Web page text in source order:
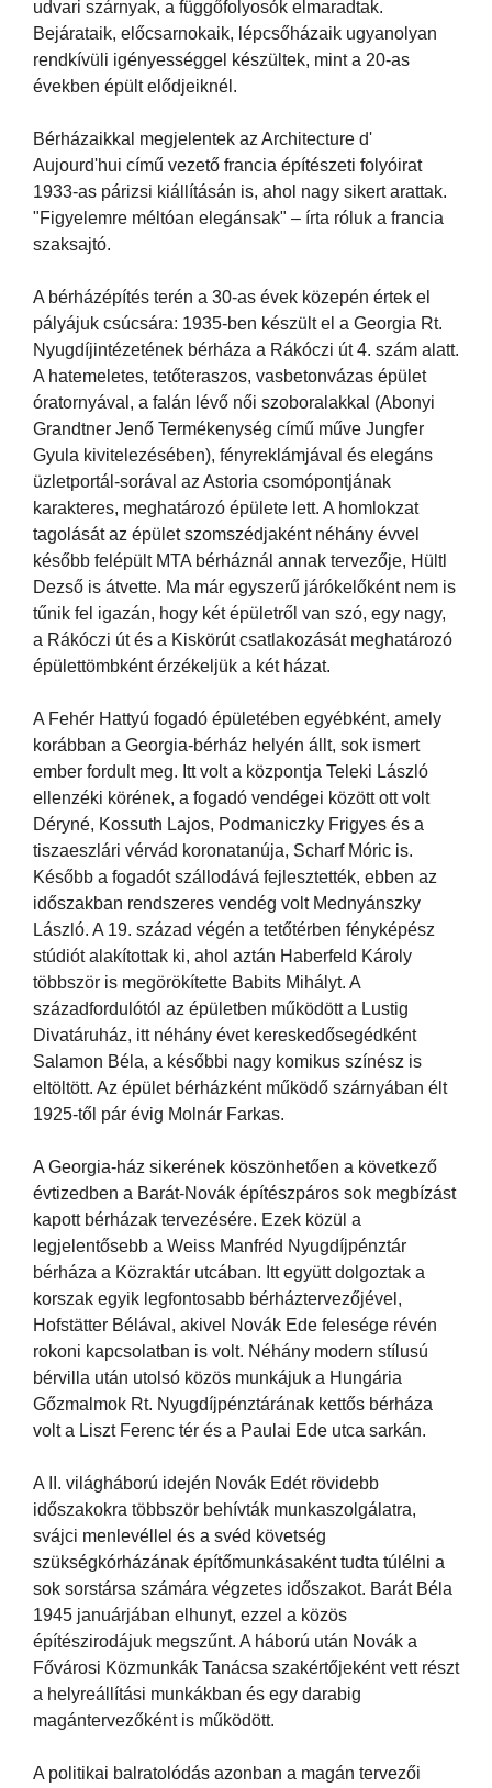
udvari szárnyak, a függőfolyosók elmaradtak.
Bejárataik, előcsarnokaik, lépcsőházaik ugyanolyan
rendkívüli igényességgel készültek, mint a 20-as
években épült elődjeiknél.
Bérházaikkal megjelentek az Architecture d'
Aujourd'hui című vezető francia építészeti folyóirat
1933-as párizsi kiállításán is, ahol nagy sikert arattak.
"Figyelemre méltóan elegánsak" – írta róluk a francia
szaksajtó.
A bérházépítés terén a 30-as évek közepén értek el
pályájuk csúcsára: 1935-ben készült el a Georgia Rt.
Nyugdíjintézetének bérháza a Rákóczi út 4. szám alatt.
A hatemeletes, tetőteraszos, vasbetonvázas épület
óratornyával, a falán lévő női szoboralakkal (Abonyi
Grandtner Jenő Termékenység című műve Jungfer
Gyula kivitelezésében), fényreklámjával és elegáns
üzletportál-sorával az Astoria csomópontjának
karakteres, meghatározó épülete lett. A homlokzat
tagolását az épület szomszédjaként néhány évvel
később felépült MTA bérháznál annak tervezője, Hültl
Dezső is átvette. Ma már egyszerű járókelőként nem is
tűnik fel igazán, hogy két épületről van szó, egy nagy,
a Rákóczi út és a Kiskörút csatlakozását meghatározó
épülettömbként érzékeljük a két házat.
A Fehér Hattyú fogadó épületében egyébként, amely
korábban a Georgia-bérház helyén állt, sok ismert
ember fordult meg. Itt volt a központja Teleki László
ellenzéki körének, a fogadó vendégei között ott volt
Déryné, Kossuth Lajos, Podmaniczky Frigyes és a
tiszaeszlári vérvád koronatanúja, Scharf Móric is.
Később a fogadót szállodává fejlesztették, ebben az
időszakban rendszeres vendég volt Mednyánszky
László. A 19. század végén a tetőtérben fényképész
stúdiót alakítottak ki, ahol aztán Haberfeld Károly
többször is megörökítette Babits Mihályt. A
századfordulótól az épületben működött a Lustig
Divatáruház, itt néhány évet kereskedősegédként
Salamon Béla, a későbbi nagy komikus színész is
eltöltött. Az épület bérházként működő szárnyában élt
1925-től pár évig Molnár Farkas.
A Georgia-ház sikerének köszönhetően a következő
évtizedben a Barát-Novák építészpáros sok megbízást
kapott bérházak tervezésére. Ezek közül a
legjelentősebb a Weiss Manfréd Nyugdíjpénztár
bérháza a Közraktár utcában. Itt együtt dolgoztak a
korszak egyik legfontosabb bérháztervezőjével,
Hofstätter Bélával, akivel Novák Ede felesége révén
rokoni kapcsolatban is volt. Néhány modern stílusú
bérvilla után utolsó közös munkájuk a Hungária
Gőzmalmok Rt. Nyugdíjpénztárának kettős bérháza
volt a Liszt Ferenc tér és a Paulai Ede utca sarkán.
A II. világháború idején Novák Edét rövidebb
időszakokra többször behívták munkaszolgálatra,
svájci menlevéllel és a svéd követség
szükségkórházának építőmunkásaként tudta túlélni a
sok sorstársa számára végzetes időszakot. Barát Béla
1945 januárjában elhunyt, ezzel a közös
építészirodájuk megszűnt. A háború után Novák a
Fővárosi Közmunkák Tanácsa szakértőjeként vett részt
a helyreállítási munkákban és egy darabig
magántervezőként is működött.
A politikai balratolódás azonban a magán tervezői